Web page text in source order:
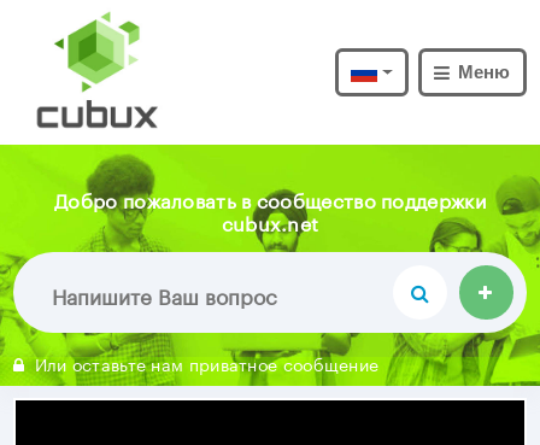
Меню
Добро пожаловать в сообщество поддержки
cubux.net
Или оставьте нам приватное сообщение